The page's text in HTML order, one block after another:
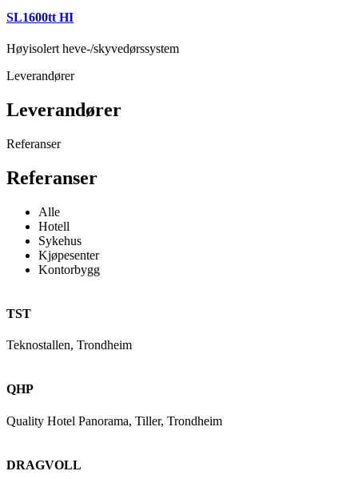
SL1600tt HI
Høyisolert heve-/skyvedørssystem
Leverandører
Leverandører
Referanser
Referanser
Alle
Hotell
Sykehus
Kjøpesenter
Kontorbygg
TST
Teknostallen, Trondheim
QHP
Quality Hotel Panorama, Tiller, Trondheim
DRAGVOLL